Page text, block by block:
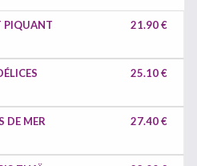
PIQUANT 21.90 €
25.10 €
DE MER 27.40 €